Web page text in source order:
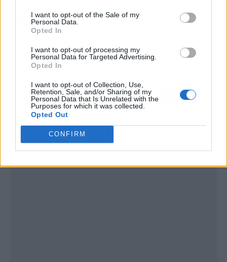
I want to opt-out of the Sale of my
Personal Data.
Opted In
I want to opt-out of processing my
Personal Data for Targeted Advertising.
Opted In
I want to opt-out of Collection, Use,
Retention, Sale, and/or Sharing of my
Personal Data that Is Unrelated with the
Purposes for which it was collected.
Opted Out
CONFIRM
Luis de la Fuente tiene
un pacto secreto con el
controvertido de la
Selección
Pilar Rubio revienta
Ramos a miles de
kilómetros